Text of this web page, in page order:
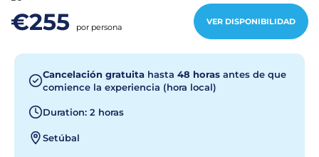
€255 por persona
VER DISPONIBILIDAD
Cancelación gratuita hasta 48 horas antes de que
comience la experiencia (hora local)
Duration: 2 horas
Setúbal